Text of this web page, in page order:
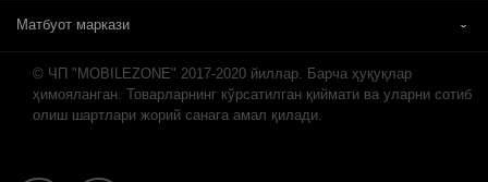
Матбуот маркази
© ЧП "MOBILEZONE" 2017-2020 йиллар. Барча ҳуқуқлар
ҳимояланган. Товарларнинг кўрсатилган қиймати ва уларни сотиб
олиш шартлари жорий санага амал қилади.